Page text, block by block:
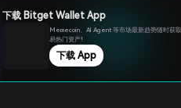
下载 Bitget Wallet App
Memecoin、Al Agent 等市场最新趋势随时获
易热门资产!
下载 App